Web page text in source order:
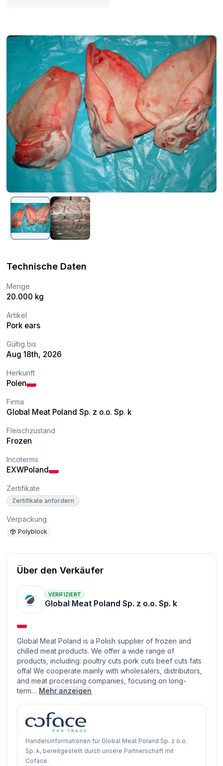
Technische Daten
Menge
20.000 kg
Artikel
Pork ears
Gültig bis
Aug 18th, 2026
Herkunft
Polen
Firma
Global Meat Poland Sp. z o.o. Sp. k
Fleischzustand
Frozen
Incoterms
EXWPoland
Zertifikate
Zertifikate anfordern
Verpackung
Polyblock
Über den Verkäufer
VERIFIZIERT
Global Meat Poland Sp. z o.o. Sp. k
Global Meat Poland is a Polish supplier of frozen and
chilled meat products. We offer a wide range of
products, including: poultry cuts pork cuts beef cuts fats
offal We cooperate mainly with wholesalers, distributors,
and meat processing companies, focusing on long-
term… Mehr anzeigen
Handelsinformationen für Global Meat Poland Sp. z o.o.
Sp. k, bereitgestellt durch unsere Partnerschaft mit
Coface.